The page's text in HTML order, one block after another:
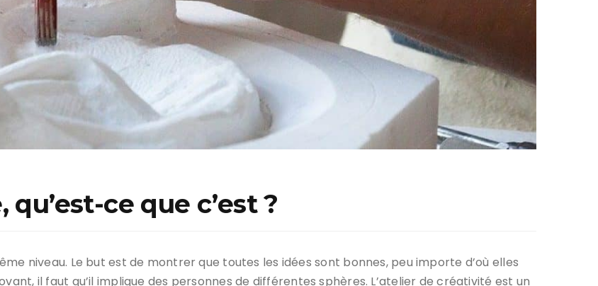
ce que c’est ?
niveau. Le but est de montrer que toutes les idées sont bonnes, peu importe d’où elles
il faut qu’il implique des personnes de différentes sphères. L’atelier de créativité est un